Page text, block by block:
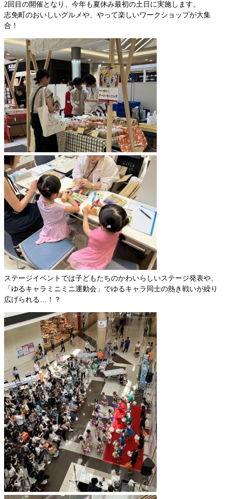
2回目の開催となり、今年も夏休み最初の土日に実施します。
志免町のおいしいグルメや、やって楽しいワークショップが大集
合！
ステージイベントでは子どもたちのかわいらしいステージ発表や、
「ゆるキャラミニミニ運動会」でゆるキャラ同士の熱き戦いが繰り
広げられる…！？